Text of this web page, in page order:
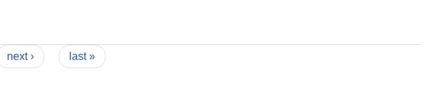
next › last »